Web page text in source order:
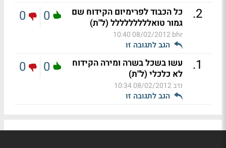
2
.
כל הכבוד לפרימיום הקידוח שם
גמור טואללללללללל (ל"ת)
bhr
08/02/2012 10:40
הגב לתגובה זו
0
0
1
.
עשו בשכל בשרה ומירה הקידוח
לא כלכלי (ל"ת)
נדב08/02/2012 10:34
הגב לתגובה זו
0
0